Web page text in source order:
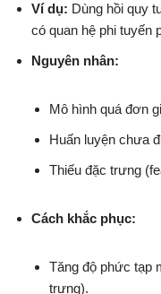
Ví dụ: Dùng hồi quy
có quan hệ phi tuyến
Nguyên nhân:
Mô hình quá đơn
Huấn luyện chưa
Thiếu đặc trưng
Cách khắc phục:
Tăng độ phức tạp
trưng).